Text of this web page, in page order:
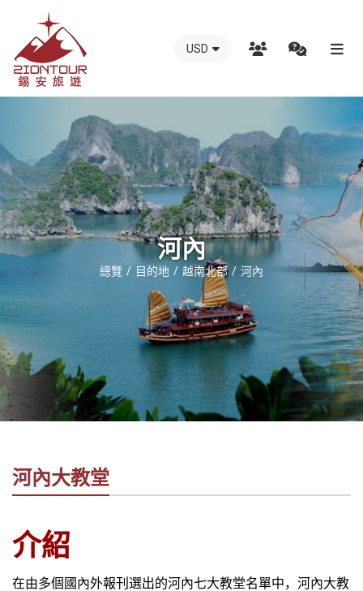
越
安
國
際
旅
行
社
南
接
錫
遊
在
南
USD
河內
總覽 目的地 越南北部 河內
河內大教堂
介紹
在由多個國內外報刊選出的河內七大教堂名單中，河內大教